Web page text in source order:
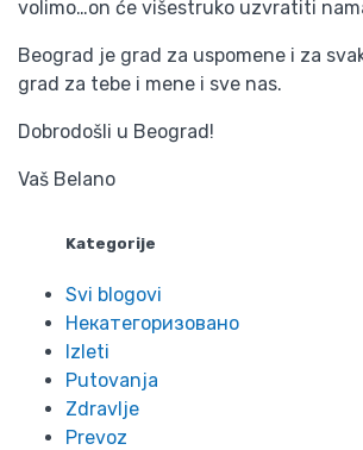
volimo…on će višestruko uzvratiti
Beograd je grad za uspomene i za
grad za tebe i mene i sve nas.
Dobrodošli u Beograd!
Vaš Belano
Kategorije
Svi blogovi
Некатегоризовано
Izleti
Putovanja
Zdravlje
Prevoz